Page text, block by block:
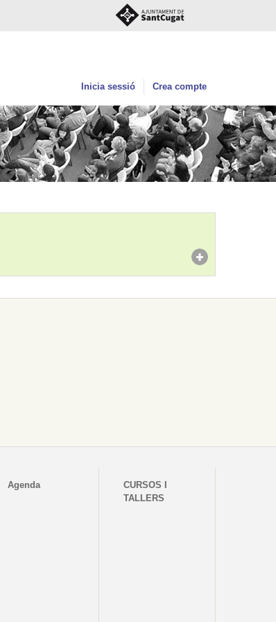
Inicia sessió Crea compte
Agenda
CURSOS I
TALLERS